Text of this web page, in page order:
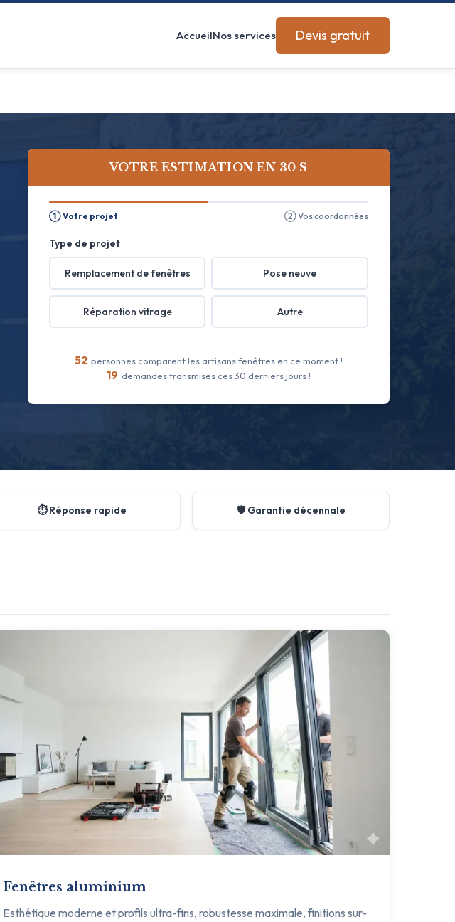
AccueilNos services Devis gratuit
VOTRE ESTIMATION EN 30 S
① Votre projet ② Vos coordonnées
Type de projet
Remplacement de fenêtres Pose neuve
Réparation vitrage Autre
52 personnes comparent les artisans fenêtres en ce moment !
19 demandes transmises ces 30 derniers jours !
⏱️ Réponse rapide 🛡️ Garantie décennale
Fenêtres aluminium
Esthétique moderne et profils ultra-fins, robustesse maximale, finitions sur-